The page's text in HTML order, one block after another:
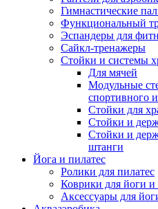
Гимнастические
Функциональный
Эспандеры для
Сайкл-тренажеры
Стойки и системы
Для мячей
Модульные
спортивного
Стойки для
Стойки и
Стойки и
штанги
Йога и пилатес
Ролики для пилатес
Коврики для йоги и
Аксессуары для